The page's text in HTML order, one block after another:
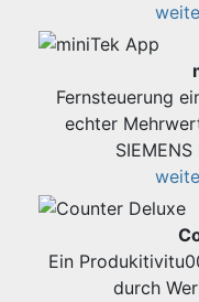
Fernsteuerung
echter
Ein
durch